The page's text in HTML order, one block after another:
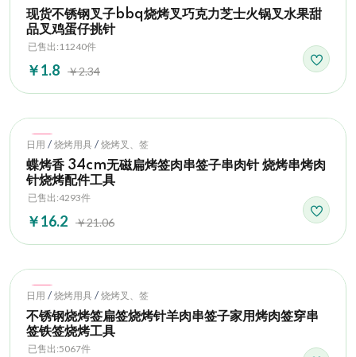
现货不锈钢叉子bbq烧烤叉巧克力芝士火锅叉水果甜
品叉鸡蛋仔挑针
已售出:11240件
￥1.8 ￥2.34
Hot
日用 / 烧烤用具 / 烧烤叉、签
蝶烤香 34cm无磁扁烤签肉串签子串肉针 烧烤串烤肉
针烧烤配件工具
已售出:4293件
￥16.2 ￥21.06
Hot
日用 / 烧烤用具 / 烧烤叉、签
不锈钢烧烤签扁签烧烤针羊肉串签子家用烤肉签穿串
签铁签烧烤工具
已售出:5067件